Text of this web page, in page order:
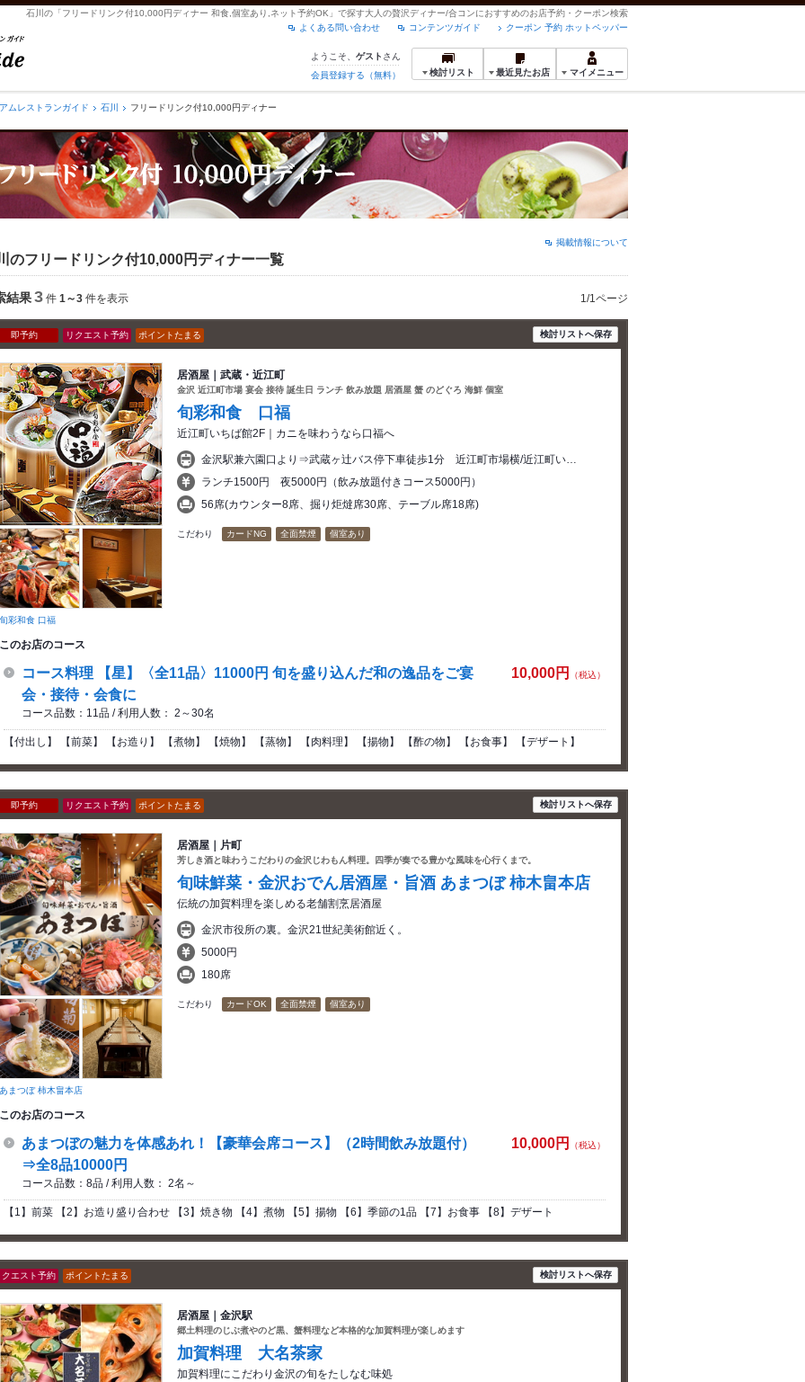
石川の「フリードリンク付10,000円ディナー 和食,個室あり,ネット予約OK」で探す大人の贅沢ディナー/合コンにおすすめのお店予約・クーポン検索
クーポン 予約 ホットペッパー
コンテンツガイド
よくある問い合わせ
ようこそ、 ゲスト さん
会員登録する（無料）
検討リスト 最近見たお店 マイメニュー
ムレストランガイド 石川 フリードリンク付10,000円ディナー
掲載情報について
のフリードリンク付10,000円ディナー一覧
結果3 件 1～3 件を表示 1/1ページ
即予約 リクエスト予約 ポイントたまる 検討リストへ保存
旬彩和食 口福
居酒屋｜武蔵・近江町
金沢 近江町市場 宴会 接待 誕生日 ランチ 飲み放題 居酒屋 蟹 のどぐろ 海鮮 個室
旬彩和食 口福
近江町いちば館2F｜カニを味わうなら口福へ
金沢駅兼六園口より⇒武蔵ヶ辻バス停下車徒歩1分 近江町市場横/近江町い…
ランチ1500円 夜5000円（飲み放題付きコース5000円）
56席(カウンター8席、掘り炬燵席30席、テーブル席18席)
こだわり カードNG 全面禁煙 個室あり
このお店のコース
10,000円 （税込）
コース料理 【星】〈全11品〉11000円 旬を盛り込んだ和の逸品をご宴
会・接待・会食に
コース品数：11品 / 利用人数： 2～30名
【付出し】 【前菜】 【お造り】 【煮物】 【焼物】 【蒸物】 【肉料理】 【揚物】 【酢の物】 【お食事】 【デザート】
即予約 リクエスト予約 ポイントたまる 検討リストへ保存
あまつぼ 柿木畠本店
居酒屋｜片町
芳しき酒と味わうこだわりの金沢じわもん料理。四季が奏でる豊かな風味を心行くまで。
旬味鮮菜・金沢おでん居酒屋・旨酒 あまつぼ 柿木畠本店
伝統の加賀料理を楽しめる老舗割烹居酒屋
金沢市役所の裏。金沢21世紀美術館近く。
5000円
180席
こだわり カードOK 全面禁煙 個室あり
このお店のコース
10,000円 （税込）
あまつぼの魅力を体感あれ！【豪華会席コース】（2時間飲み放題付）
⇒全8品10000円
コース品数：8品 / 利用人数： 2名～
【1】前菜 【2】お造り盛り合わせ 【3】焼き物 【4】煮物 【5】揚物 【6】季節の1品 【7】お食事 【8】デザート
クエスト予約 ポイントたまる 検討リストへ保存
居酒屋｜金沢駅
郷土料理のじぶ煮やのど黒、蟹料理など本格的な加賀料理が楽しめます
加賀料理 大名茶家
加賀料理にこだわり金沢の旬をたしなむ味処